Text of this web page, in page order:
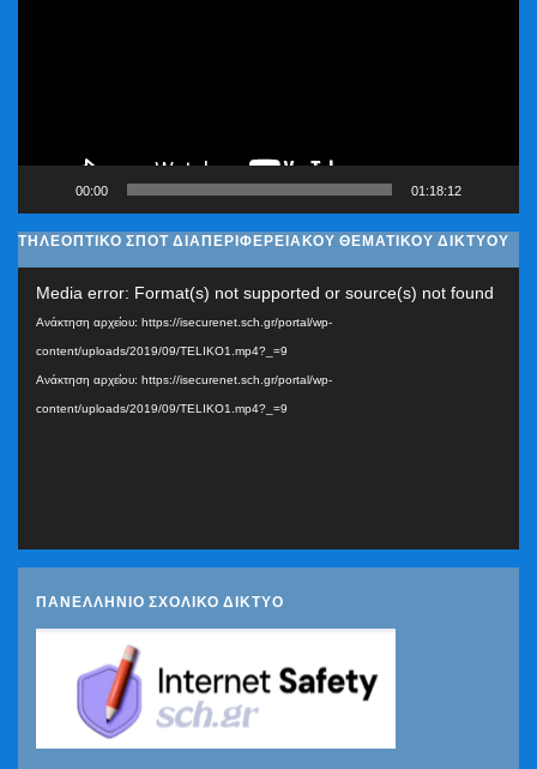
00:00 01:18:12
ΤΗΛΕΟΠΤΙΚΟ ΣΠΟΤ ΔΙΑΠΕΡΙΦΕΡΕΙΑΚΟΥ ΘΕΜΑΤΙΚΟΥ ΔΙΚΤΥΟΥ
Media error: Format(s) not supported or source(s) not found
Ανάκτηση αρχείου: https://isecurenet.sch.gr/portal/wp-
content/uploads/2019/09/TELIKO1.mp4?_=9
Ανάκτηση αρχείου: https://isecurenet.sch.gr/portal/wp-
content/uploads/2019/09/TELIKO1.mp4?_=9
ΠΑΝΕΛΛΗΝΙΟ ΣΧΟΛΙΚΟ ΔΙΚΤΥΟ